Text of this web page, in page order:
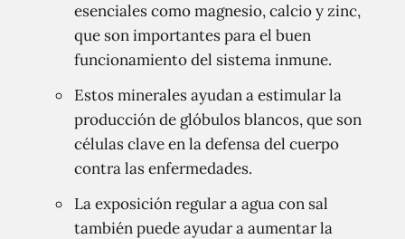
esenciales como magnesio, calcio y zinc,
que son importantes para el buen
funcionamiento del sistema inmune.
Estos minerales ayudan a estimular la
producción de glóbulos blancos, que son
células clave en la defensa del cuerpo
contra las enfermedades.
La exposición regular a agua con sal
también puede ayudar a aumentar la